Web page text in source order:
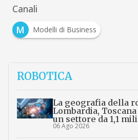
Canali
M
Modelli di Business
ROBOTICA
La geografia della
Lombardia,
un settore da 1,1
06 Ago 2026